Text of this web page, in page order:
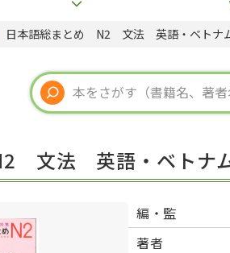
向け専門分野
子ども向
発音・
題
日本語
習関連副読本
・ゲーム・絵教材
絵本・
スペイ
語辞典
ポルト
文法辞典
表現・
語彙・意
表記
社会・言語政策
言語の
日本語総まとめ N2 文法 英語・ベトナ
文法 英語・ベトナ
編・監
著者